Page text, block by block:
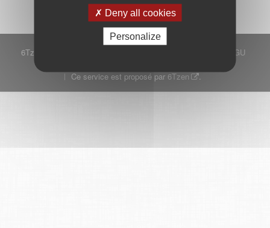
Deny all cookies
Personalize
6Tzen ©2015 - Tous droits réservés
CGU
Ce service est proposé par6Tzen .